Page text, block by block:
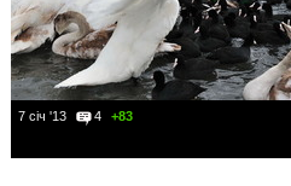
7 січ '13 4 +83